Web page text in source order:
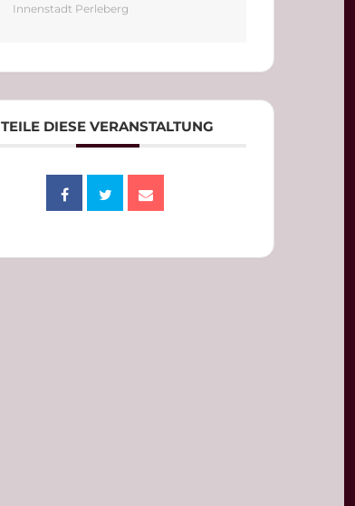
Innenstadt Perleberg
TEILE DIESE VERANSTALTUNG